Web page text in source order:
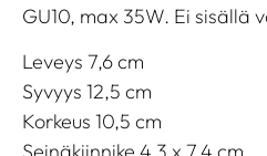
GU10, max 35W. Ei sisällä
Leveys 7,6 cm
Syvyys 12,5 cm
Korkeus 10,5 cm